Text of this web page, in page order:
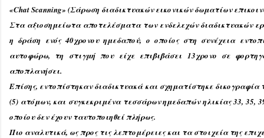
«Chat Scanning» (Σάρωση διαδικτυακών εικονικών δωματίων
Στα αξιοσημείωτα αποτελέσματα των ενδελεχών διαδικτυακών
η δράση ενός 40χρονου ημεδαπού, ο οποίος στη συνέχεια
αυτοφώρω, τη στιγμή που είχε επιβιβάσει 13χρονο σε
αποπλανήσει.
Επίσης, εντοπίστηκαν διαδικτυακά και σχηματίστηκε δικογραφία
(5) ατόμων, και συγκεκριμένα τεσσάρων ημεδαπών ηλικίας 33, 35,
οποίου δεν έχουν ταυτοποιηθεί πλήρως.
Πιο αναλυτικά, ως προς τις λεπτομέρειες και τα στοιχεία της